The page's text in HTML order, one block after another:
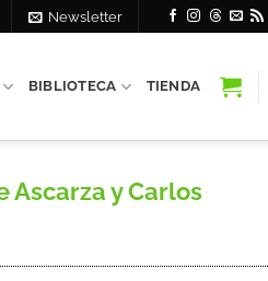
Newsletter
BIBLIOTECA TIENDA
Ascarza y Carlos